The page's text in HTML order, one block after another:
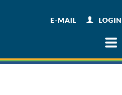
E-MAIL LOGIN